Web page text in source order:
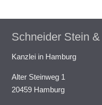
Schneider Stein
Kanzlei in Hamburg
Alter Steinweg 1
20459 Hamburg